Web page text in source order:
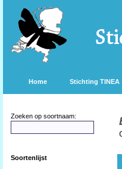
Home Stichting TINEA
Zoeken op soortnaam:
Soortenlijst